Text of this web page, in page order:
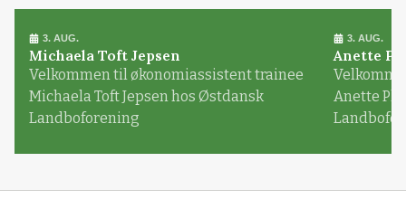
3. AUG.
Michaela Toft Jepsen
Velkommen til økonomiassistent trainee
Michaela Toft Jepsen hos Østdansk
Landboforening
3. AUG.
Anette
Anette